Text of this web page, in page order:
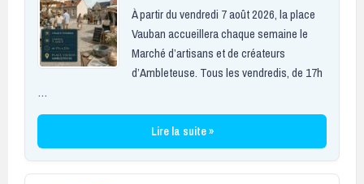
À partir du vendredi 7 août 2026, la place
Vauban accueillera chaque semaine le
Marché d’artisans et de créateurs
d’Ambleteuse. Tous les vendredis, de 17h
…
Lire la suite »